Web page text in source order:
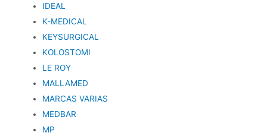
IDEAL
K-MEDICAL
KEYSURGICAL
KOLOSTOMI
LE ROY
MALLAMED
MARCAS VARIAS
MEDBAR
MP